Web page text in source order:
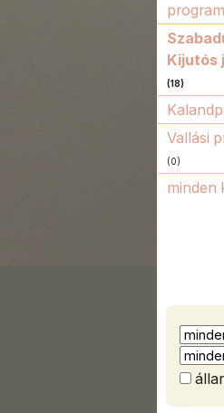
Kijutós
(18)
Vallási
(0)
minden